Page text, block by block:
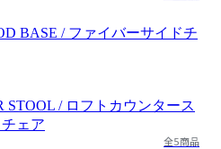
BASE / ファイバーサイドチ
全5商品